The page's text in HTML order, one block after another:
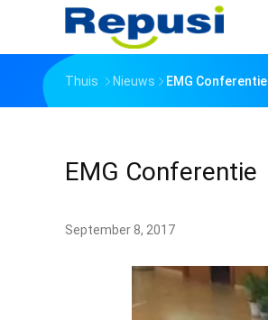
Thuis Nieuws EMG Conferentie
EMG Conferentie
September 8, 2017